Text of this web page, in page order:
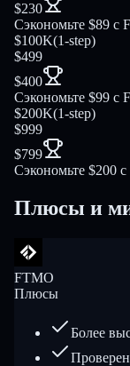
$230
Сэкономьте $89 с
$100K(1-step)
$499
$400
Сэкономьте $99 с
$200K(1-step)
$999
$799
Сэкономьте $200
Плюсы и
FTMO
Плюсы
Более